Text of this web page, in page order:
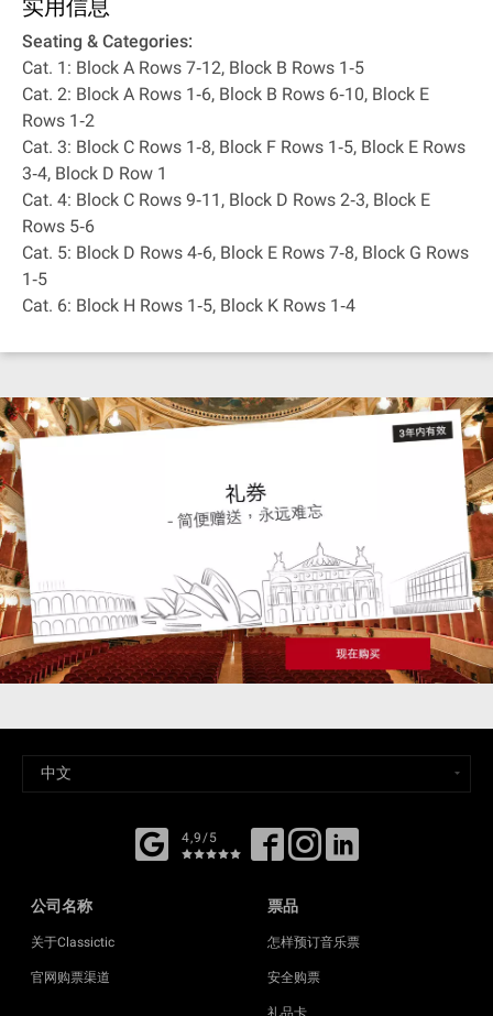
实用信息
Seating & Categories:
Cat. 1: Block A Rows 7‐12, Block B Rows 1‐5
Cat. 2: Block A Rows 1‐6, Block B Rows 6‐10, Block E
Rows 1‐2
Cat. 3: Block C Rows 1‐8, Block F Rows 1‐5, Block E Rows
3‐4, Block D Row 1
Cat. 4: Block C Rows 9‐11, Block D Rows 2‐3, Block E
Rows 5‐6
Cat. 5: Block D Rows 4‐6, Block E Rows 7‐8, Block G Rows
1‐5
Cat. 6: Block H Rows 1‐5, Block K Rows 1‐4
4,9/5
公司名称
关于Classictic
官网购票渠道
票品
怎样预订音乐票
安全购票